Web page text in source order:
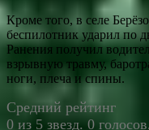
Кроме того, в селе
беспилотник ударил по
Ранения получил
взрывную травму,
ноги, плеча и спины.
Средний рейтинг
0 из 5 звезд. 0 голосов.